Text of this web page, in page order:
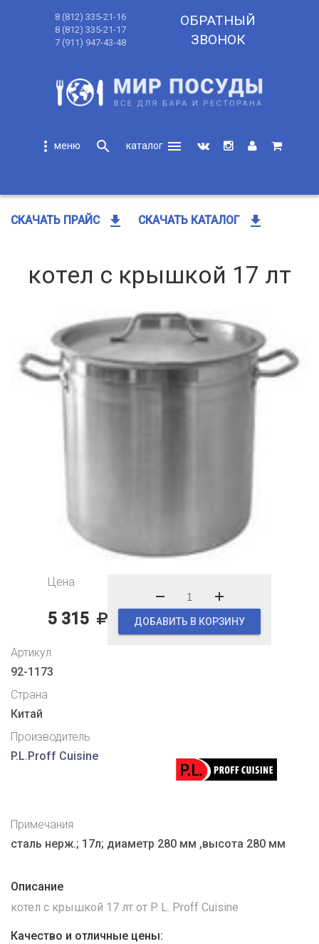
8 (812) 335-21-16
8 (812) 335-21-17
7 (911) 947-43-48
ОБРАТНЫЙ
ЗВОНОК
more_vert search
menu
СКАЧАТЬ ПРАЙС get_app СКАЧАТЬ КАТАЛОГ get_app
котел с крышкой 17 лт
Цена
5 315 ДОБАВИТЬ В КОРЗИНУ
Артикул
92-1173
Страна
Китай
Производитель
P.L.Proff Cuisine
Примечания
сталь нерж.; 17л; диаметр 280 мм ,высота 280 мм
Описание
котел с крышкой 17 лт от P. L. Proff Cuisine
Качество и отличные цены: